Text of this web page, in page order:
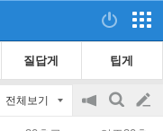
질답게 팁게
전체보기
공
검
글